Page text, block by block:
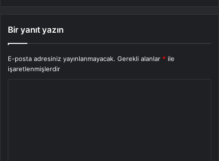
Bir yanıt yazın
E-posta adresiniz yayınlanmayacak. Gerekli alanlar * ile
işaretlenmişlerdir